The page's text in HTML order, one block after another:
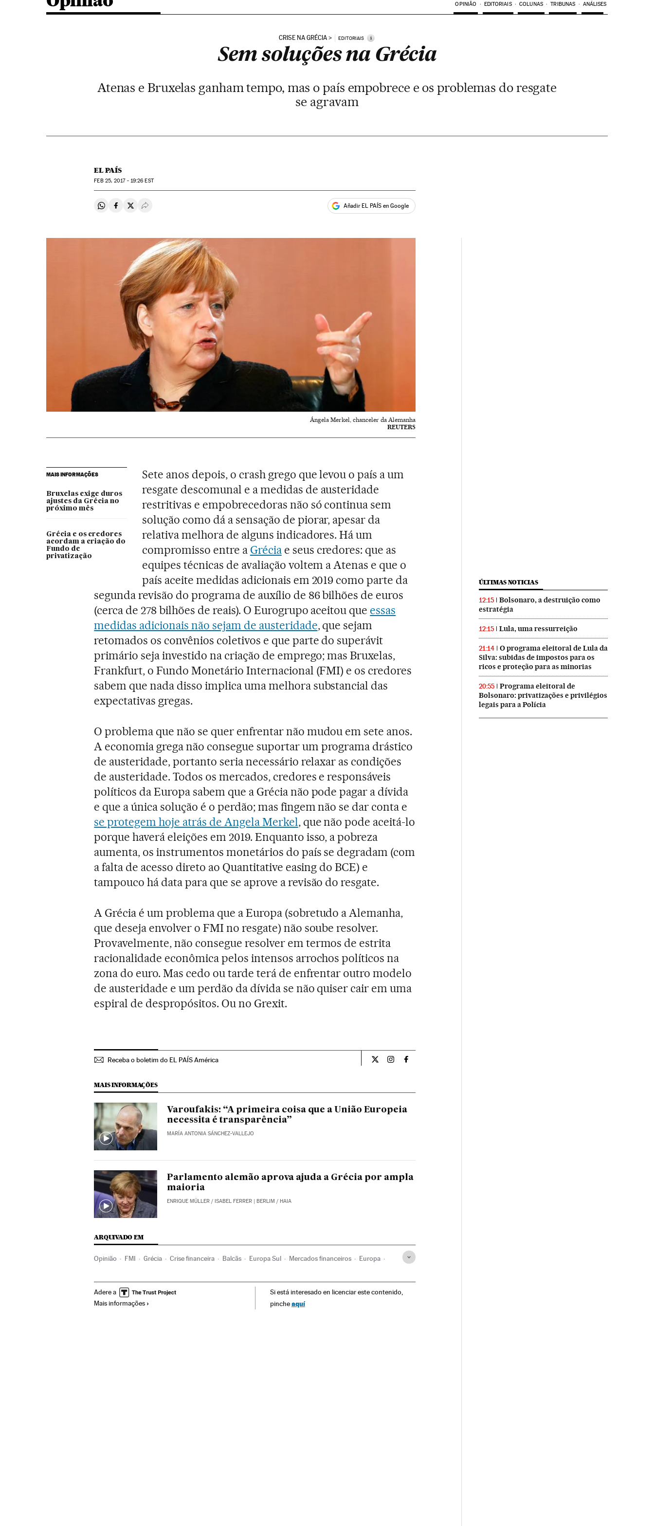
OPINIÃO EDITORIAIS COLUNAS TRIBUNAS ANÁLISES
CRISE NA GRÉCIA EDITORIAIS i
Sem soluções na Grécia
Atenas e Bruxelas ganham tempo, mas o país empobrece e os problemas do resgate
se agravam
EL PAÍS
FEB25, 2017 - 19:26 EST
Compartir en Whatsapp
Compartir en Facebook
Compartir en Twitter
Desplegar Redes Sociales Añadir EL PAÍS en Google
Ángela Merkel, chanceler da Alemanha
REUTERS
MAIS INFORMAÇÕES
Bruxelas exige duros
ajustes da Grécia no
próximo mês
Grécia e os credores
acordam a criação do
Fundo de
privatização
Sete anos depois, o crash grego que levou o país a um
resgate descomunal e a medidas de austeridade
restritivas e empobrecedoras não só continua sem
solução como dá a sensação de piorar, apesar da
relativa melhora de alguns indicadores. Há um
compromisso entre a Gréciae seus credores: que as
equipes técnicas de avaliação voltem a Atenas e que o
país aceite medidas adicionais em 2019 como parte da
segunda revisão do programa de auxílio de 86 bilhões de euros
(cerca de 278 bilhões de reais). O Eurogrupo aceitou que essas
medidas adicionais não sejam de austeridade, que sejam
retomados os convênios coletivos e que parte do superávit
primário seja investido na criação de emprego; mas Bruxelas,
Frankfurt, o Fundo Monetário Internacional (FMI) e os credores
sabem que nada disso implica uma melhora substancial das
expectativas gregas.
O problema que não se quer enfrentar não mudou em sete anos.
A economia grega não consegue suportar um programa drástico
de austeridade, portanto seria necessário relaxar as condições
de austeridade. Todos os mercados, credores e responsáveis
políticos da Europa sabem que a Grécia não pode pagar a dívida
e que a única solução é o perdão; mas fingem não se dar conta e
se protegem hoje atrás de Angela Merkel, que não pode aceitá-lo
porque haverá eleições em 2019. Enquanto isso, a pobreza
aumenta, os instrumentos monetários do país se degradam (com
a falta de acesso direto ao Quantitative easing do BCE) e
tampouco há data para que se aprove a revisão do resgate.
A Grécia é um problema que a Europa (sobretudo a Alemanha,
que deseja envolver o FMI no resgate) não soube resolver.
Provavelmente, não consegue resolver em termos de estrita
racionalidade econômica pelos intensos arrochos políticos na
zona do euro. Mas cedo ou tarde terá de enfrentar outro modelo
de austeridade e um perdão da dívida se não quiser cair em uma
espiral de despropósitos. Ou no Grexit.
Receba o boletim do EL PAÍS América Opiniao El País Brasil en Twitter
Opiniao El País Brasil en Instagram
Opiniao El País Brasil en Facebook
MAIS INFORMAÇÕES
Varoufakis: “A primeira coisa que a União Europeia
necessita é transparência”
MARÍA ANTONIA SÁNCHEZ-VALLEJO
Parlamento alemão aprova ajuda a Grécia por ampla
maioria
ENRIQUE MÜLLER /ISABEL FERRER | BERLIM / HAIA
ARQUIVADO EM
Opinião FMI Grécia Crise financeira Balcãs Europa Sul Mercados financeiros Europa
Adere a
Mais informações
Si está interesado en licenciar este contenido,
pincheaquí
ÚLTIMAS NOTICIAS
12:15
Bolsonaro, a destruição como
estratégia
12:15 Lula, uma ressurreição
21:14
O programa eleitoral de Lula da
Silva: subidas de impostos para os
ricos e proteção para as minorias
20:55
Programa eleitoral de
Bolsonaro: privatizações e privilégios
legais para a Polícia